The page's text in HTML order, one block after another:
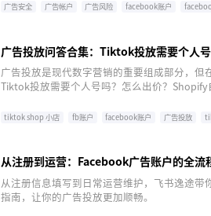
广告安全 广告帐户 广告风险 facebook账户
广告投放问答合集：Tiktok投放需要个人
广告投放是现代数字营销的重要组成部分，但
Tiktok投放需要个人号吗？怎么出价？
问题。
tiktok shop 小店 fb账户 facebook账户 广告投放
从注册到运营：Facebook广告账户的全流
从注册信息填写到日常运营维护，飞书逸途
指南，让你的广告投放更加顺畅。